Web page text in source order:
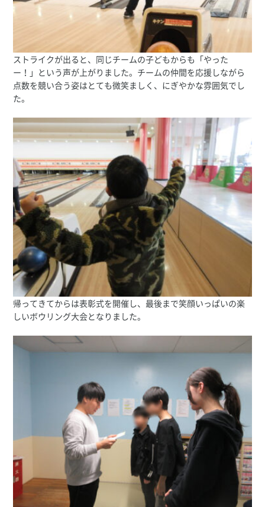
ストライクが出ると、同じチームの子どもからも「やった
ー！」という声が上がりました。チームの仲間を応援しながら
点数を競い合う姿はとても微笑ましく、にぎやかな雰囲気でし
た。
帰ってきてからは表彰式を開催し、最後まで笑顔いっぱいの楽
しいボウリング大会となりました。